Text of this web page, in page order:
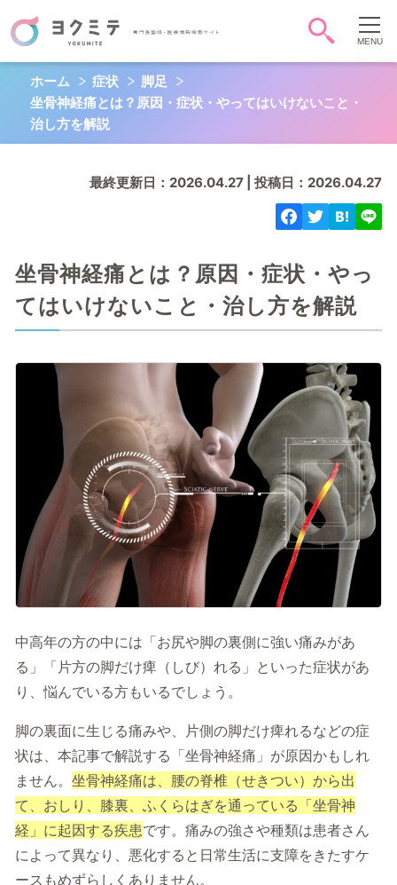
症状・病気から調べる
頭-顔-首
全身 心
記事を読む
症状に関する記事
病気に関する記事
監修医師一覧
開院情報一覧
運営情報
運営会社／会社概要
プライバシーポリシー
サイトポリシー
ホーム 症状
脚足
坐骨神経痛とは？原因・症状・やってはいけないこと・
治し方を解説
最終更新日：2026.04.27 | 投稿日：2026.04.27
坐骨神経痛とは？原因・症状・やっ
てはいけないこと・治し方を解説
中高年の方の中には「お尻や脚の裏側に強い痛みがあ
る」「片方の脚だけ痺（しび）れる」といった症状があ
り、悩んでいる方もいるでしょう。
脚の裏面に生じる痛みや、片側の脚だけ痺れるなどの症
状は、本記事で解説する「坐骨神経痛」が原因かもしれ
ません。 坐骨神経痛は、腰の脊椎（せきつい）から出
て、おしり、膝裏、ふくらはぎを通っている「坐骨神
経」に起因する疾患です。痛みの強さや種類は患者さん
によって異なり、悪化すると日常生活に支障をきたすケ
ースもめずらしくありません。